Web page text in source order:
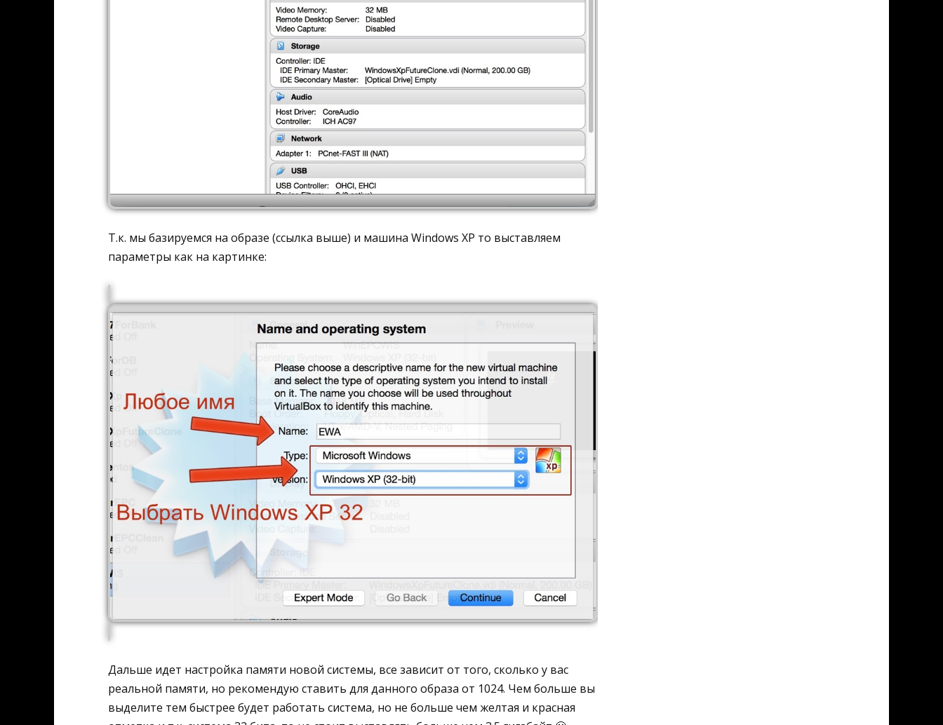
Т.к. мы базируемся на образе (ссылка выше) и машина Windows XP то выставляем
параметры как на картинке:
Дальше идет настройка памяти новой системы, все зависит от того, сколько у вас
реальной памяти, но рекомендую ставить для данного образа от 1024. Чем больше вы
выделите тем быстрее будет работать система, но не больше чем желтая и красная